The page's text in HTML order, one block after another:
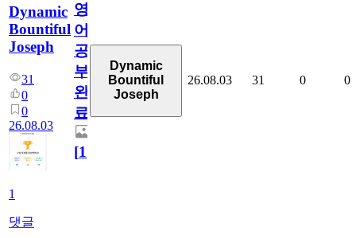
Dynamic
Bountiful
Joseph
31
0
0
26.08.03
1
댓글
영
어
공
부
완
료
[1]
Dynamic
Bountiful
Joseph
26.08.03 31 0 0